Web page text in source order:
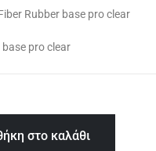
Rubber base pro clear
base pro clear
στο καλάθι